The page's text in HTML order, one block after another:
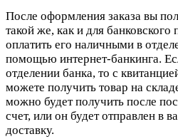
После оформления заказа вы
такой же, как и для
оплатить его наличными в
помощью интернет-банкинга.
отделении банка, то с
можете получить товар на
можно будет получить после
счет, или он будет отправлен в
доставку.